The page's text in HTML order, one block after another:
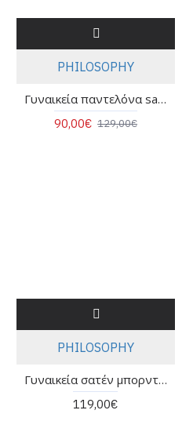
PHILOSOPHY
Γυναικεία παντελόνα satin print jupe cullote - Philosophy TR44588
90,00€ 129,00€
PHILOSOPHY
Γυναικεία σατέν μπορντό παντελόνα - Philosophy TR44540
119,00€